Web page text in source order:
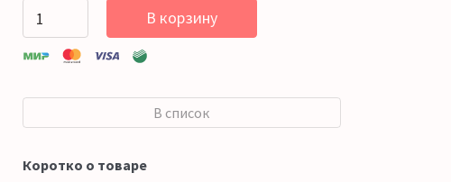
В корзину
В список
Коротко о товаре